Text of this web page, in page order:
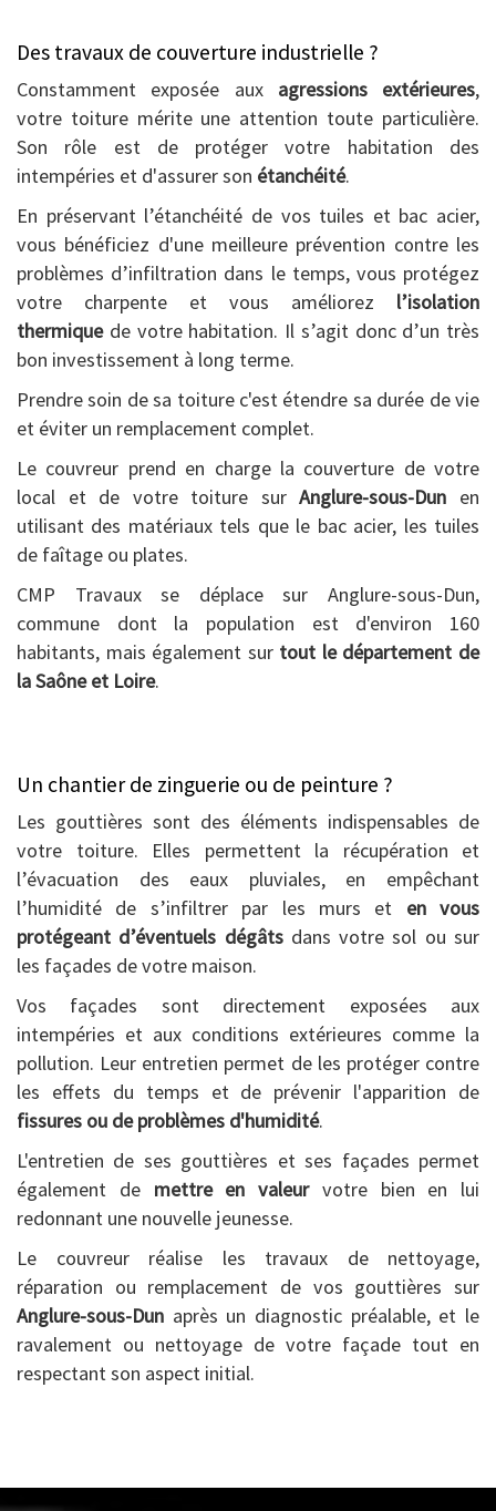
Des travaux de couverture industrielle ?
Constamment exposée aux agressions extérieures,
votre toiture mérite une attention toute particulière.
Son rôle est de protéger votre habitation des
intempéries et d'assurer son étanchéité.
En préservant l’étanchéité de vos tuiles et bac acier,
vous bénéficiez d'une meilleure prévention contre les
problèmes d’infiltration dans le temps, vous protégez
votre charpente et vous améliorez l’isolation
thermiquede votre habitation. Il s’agit donc d’un très
bon investissement à long terme.
Prendre soin de sa toiture c'est étendre sa durée de vie
et éviter un remplacement complet.
Le couvreur prend en charge la couverture de votre
local et de votre toiture surAnglure-sous-Dun en
utilisant des matériaux tels que le bac acier, les tuiles
de faîtage ou plates.
CMP Travaux se déplace sur Anglure-sous-Dun,
commune dont la population est d'environ 160
habitants, mais également sur tout le département de
la Saône et Loire.
Un chantier de zinguerie ou de peinture ?
Les gouttières sont des éléments indispensables de
votre toiture. Elles permettent la récupération et
l’évacuation des eaux pluviales, en empêchant
l’humidité de s’infiltrer par les murs et en vous
protégeant d’éventuels dégâtsdans votre sol ou sur
les façades de votre maison.
Vos façades sont directement exposées aux
intempéries et aux conditions extérieures comme la
pollution. Leur entretien permet de les protéger contre
les effets du temps et de prévenir l'apparition de
fissures ou de problèmes d'humidité.
L'entretien de ses gouttières et ses façades permet
également de mettre en valeurvotre bien en lui
redonnant une nouvelle jeunesse.
Le couvreur réalise les travaux de nettoyage,
réparation ou remplacement de vos gouttières sur
Anglure-sous-Dun après un diagnostic préalable, et le
ravalement ou nettoyage de votre façade tout en
respectant son aspect initial.